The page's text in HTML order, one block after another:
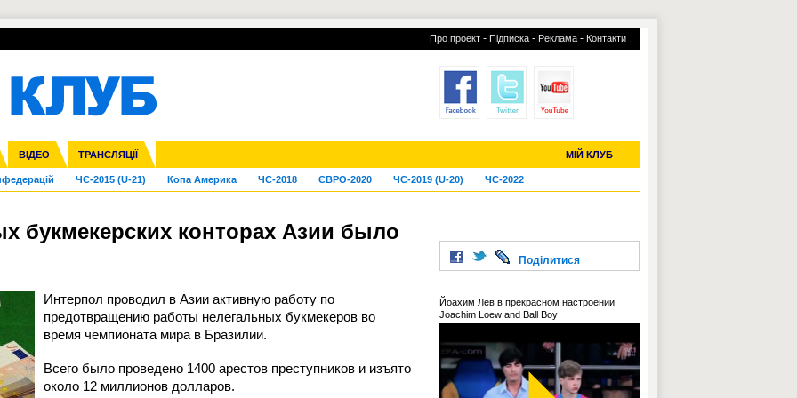
Про проект - Підписка - Реклама - Контакти
ВІДЕО ТРАНСЛЯЦІЇ МІЙ КЛУБ
ліга Кубок України Молодіжка
Ліга націй Ліга конференцій
Франція Інші
ЧЄ-2015 (U-21) Копа Америка ЧС-2018 ЄВРО-2020 ЧС-2019 (U-20) ЧС-2022
УПЛ-ПЕРЕХОДИ УСІ ТРАНСФЕРИ
букмекерских конторах Азии было
Интерпол проводил в Азии активную работу по
предотвращению работы нелегальных букмекеров во
время чемпионата мира в Бразилии.
Всего было проведено 1400 арестов преступников и изъято
около 12 миллионов долларов.
Поділитися
Йоахим Лев в прекрасном настроении
Joachim Loew and Ball Boy